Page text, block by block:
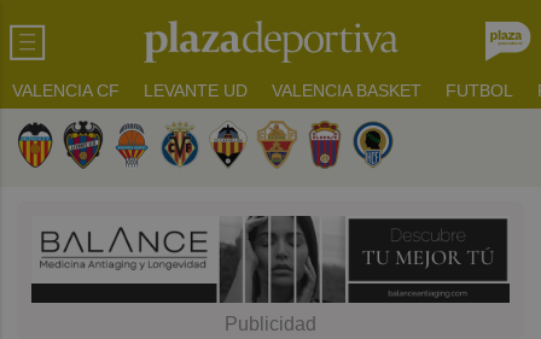
VALENCIA CF LEVANTE UD VALENCIA BASKET FUTBOL